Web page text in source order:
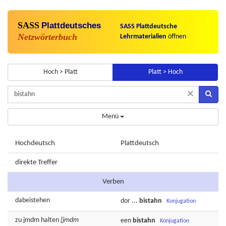
SASS Plattdeutsches
Netzwörterbuch
SASS Plattdeutsche
Lehrmaterialien öffnen
Hoch > Platt Platt > Hoch
×
Menü
Hochdeutsch Plattdeutsch
direkte Treffer
Verben
dabeistehen dor ... bistahn Konjugation
zu jmdm halten [jmdm
een bistahn Konjugation